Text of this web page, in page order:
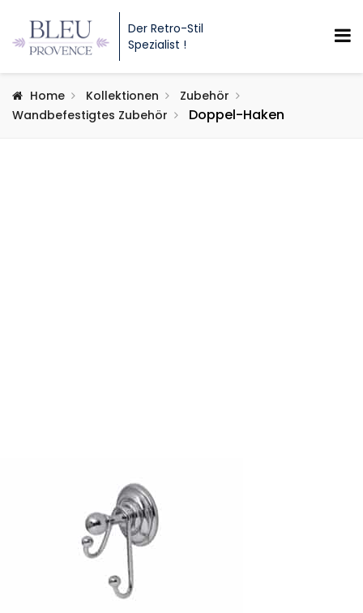
Der Retro-Stil
Spezialist !
Home Kollektionen
Zubehör
Wandbefestigtes Zubehör
Doppel-Haken